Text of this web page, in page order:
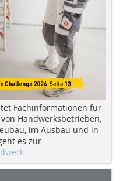
Fachinformationen für
Handwerksbetrieben,
im Ausbau und in
es zur